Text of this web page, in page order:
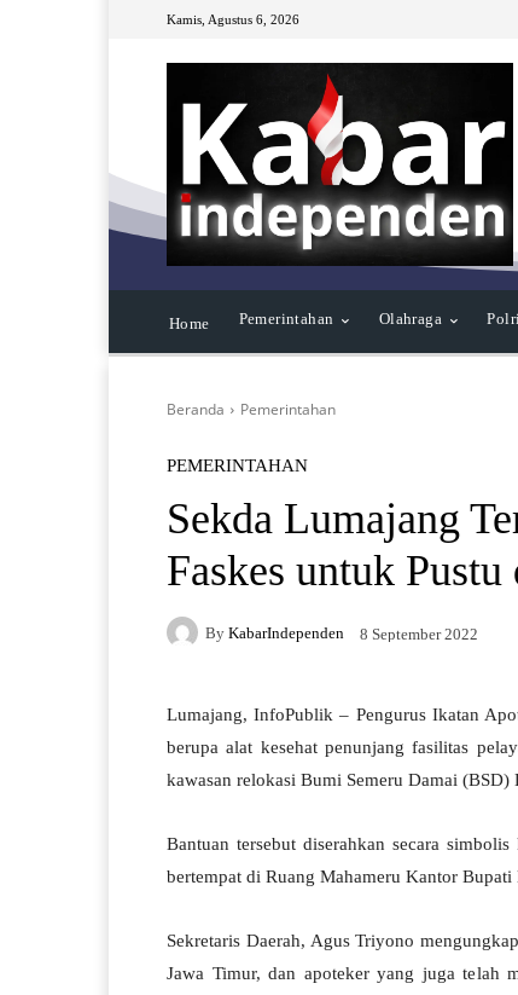
Kamis, Agustus 6, 2026
Home Pemerintahan Olahraga
Beranda Pemerintahan
PEMERINTAHAN
Sekda Lumajang
Faskes untuk
By KabarIndependen 8 September 2022
Lumajang, InfoPublik – Pengurus Ikatan
berupa alat kesehat penunjang fasilitas
kawasan relokasi Bumi Semeru Damai
Bantuan tersebut diserahkan secara
bertempat di Ruang Mahameru Kantor
Sekretaris Daerah, Agus Triyono
Jawa Timur, dan apoteker yang juga telah